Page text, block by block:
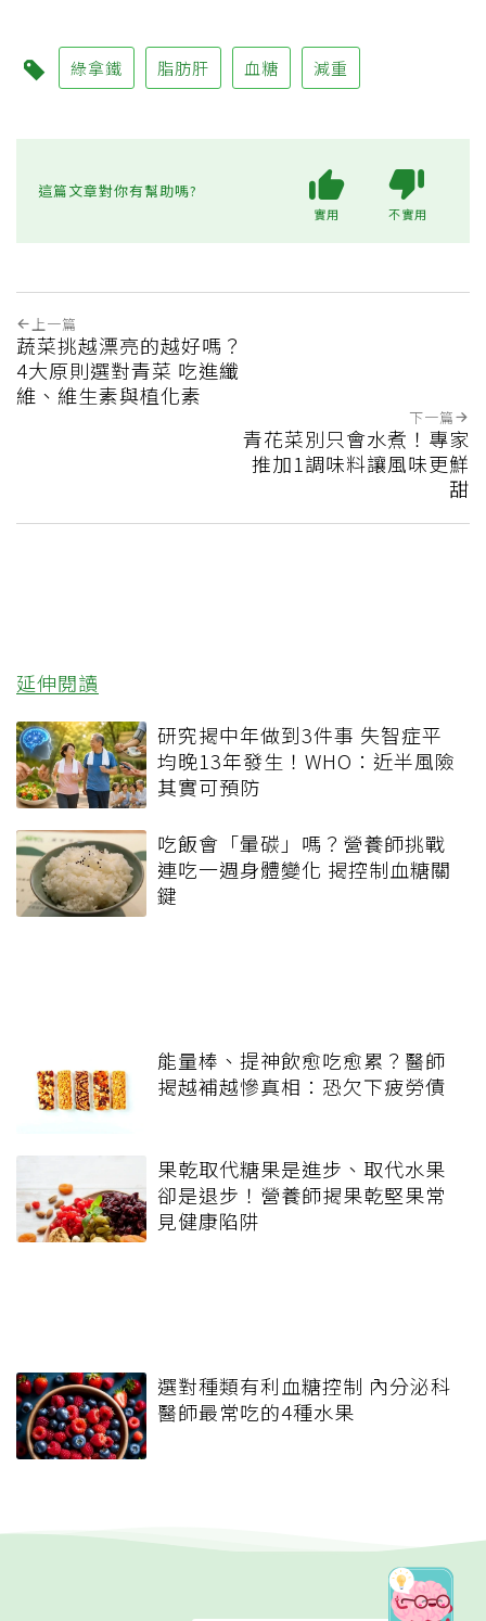
綠拿鐵 脂肪肝 血糖 減重
這篇文章對你有幫助嗎?
實用 不實用
上一篇
蔬菜挑越漂亮的越好嗎？
4大原則選對青菜 吃進纖
維、維生素與植化素
下一篇
青花菜別只會水煮！專家
推加1調味料讓風味更鮮
甜
延伸閱讀
研究揭中年做到3件事 失智症平
均晚13年發生！WHO：近半風險
其實可預防
吃飯會「暈碳」嗎？營養師挑戰
連吃一週身體變化 揭控制血糖關
鍵
能量棒、提神飲愈吃愈累？醫師
揭越補越慘真相：恐欠下疲勞債
果乾取代糖果是進步、取代水果
卻是退步！營養師揭果乾堅果常
見健康陷阱
選對種類有利血糖控制 內分泌科
醫師最常吃的4種水果